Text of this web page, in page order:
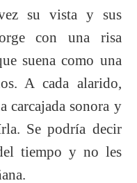
su vista y sus
con una risa
suena como una
A cada alarido,
carcajada sonora y
Se podría decir
tiempo y no les